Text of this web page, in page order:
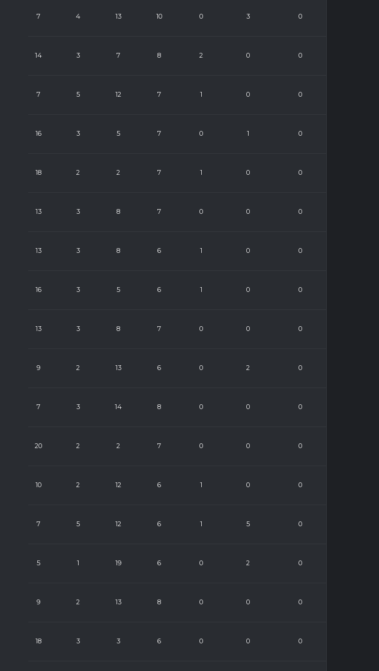
7 4 13 10 0 3 0
14 3 7 8 2 0 0
7 5 12 7 1 0 0
16 3 5 7 0 1 0
18 2 2 7 1 0 0
13 3 8 7 0 0 0
13 3 8 6 1 0 0
16 3 5 6 1 0 0
13 3 8 7 0 0 0
9 2 13 6 0 2 0
7 3 14 8 0 0 0
20 2 2 7 0 0 0
10 2 12 6 1 0 0
7 5 12 6 1 5 0
5 1 19 6 0 2 0
9 2 13 8 0 0 0
18 3 3 6 0 0 0